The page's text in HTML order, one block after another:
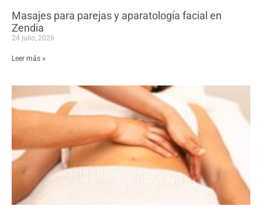
Masajes para parejas y aparatología facial en
Zendia
24 julio, 2026
Leer más »